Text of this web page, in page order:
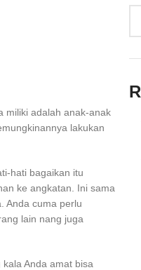
miliki adalah anak-anak
lakukan
hati bagaikan itu
ke angkatan. Ini sama
Anda cuma perlu
lain nang juga
Anda amat bisa